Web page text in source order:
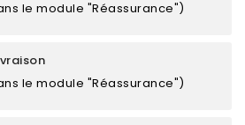
le module "Réassurance")
le module "Réassurance")